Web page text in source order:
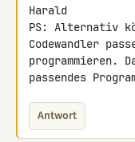
Harald
PS: Alternativ
Codewandler
programmieren.
passendes
Antwort